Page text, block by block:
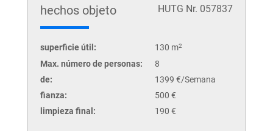
hechos objeto HUTG Nr. 057837
superficie útil: 130 m2
Max. número de personas:
8
de:
1399 €/Semana
fianza:
500 €
limpieza final:
190 €